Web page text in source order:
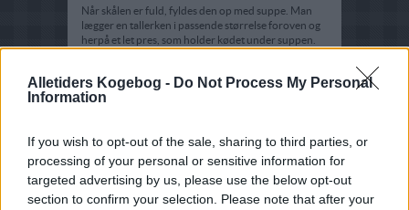
Alletiders Kogebog - Do Not Process My Personal
Information
If you wish to opt-out of the sale, sharing to third parties, or
processing of your personal or sensitive information for
targeted advertising by us, please use the below opt-out
section to confirm your selection. Please note that after your
Når skålen er fuld, fyldes den op med suppe. Man
lægger en tallerken i passende størrelse foroven og
herpå et let pres, som holder kødet under suppen.
Når sylten er kold, vendes den ud af skålen. Sylten
skæres i skiver og spises med stuvede kartofler eller
Sylte kan opbevares ca. 14 dage i en lage af halvt
eddike og vand.